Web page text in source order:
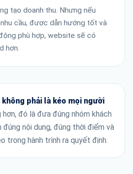
tạo doanh thu. Nhưng nếu
cầu, được dẫn hướng tốt và
phù hợp, website sẽ có
hơn.
phải là kéo mọi người
hơn, đó là đưa đúng nhóm khách
đúng nội dung, đúng thời điểm và
trong hành trình ra quyết định.